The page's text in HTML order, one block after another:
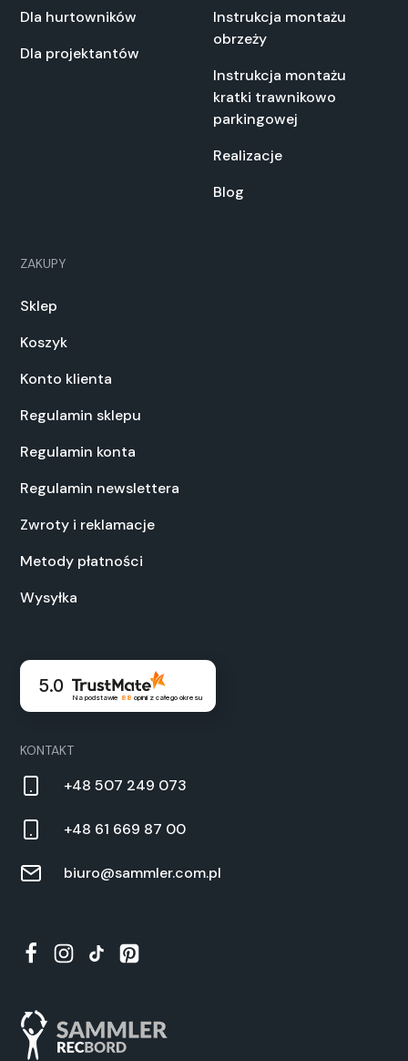
Dla hurtowników
Dla projektantów
Instrukcja montażu
obrzeży
Instrukcja montażu
kratki trawnikowo
parkingowej
Realizacje
Blog
ZAKUPY
Sklep
Koszyk
Konto klienta
Regulamin sklepu
Regulamin konta
Regulamin newslettera
Zwroty i reklamacje
Metody płatności
Wysyłka
5.0
Na podstawie 88 opinii z całego okresu
KONTAKT
+48 507 249 073
+48 61 669 87 00
biuro@sammler.com.pl